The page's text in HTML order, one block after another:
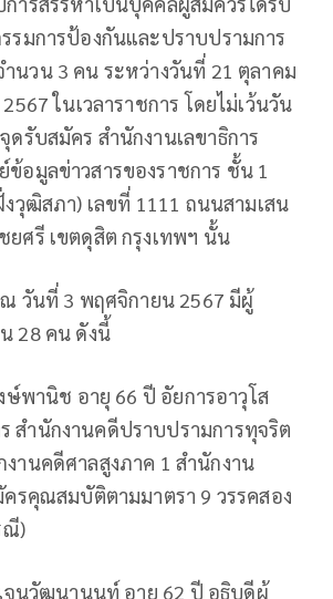
รมการป้องกันและปราบปรามการ
นวน 3 คน ระหว่างวันที่ 21 ตุลาคม
ในเวลาราชการ โดยไม่เว้นวัน
รับสมัคร สำนักงานเลขาธิการ
อมูลข่าวสารของราชการ ชั้น 1
วุฒิสภา) เลขที่ 1111 ถนนสามเสน
ยศรี เขตดุสิต กรุงเทพฯ นั้น
วันที่ 3 พฤศจิกายน 2567 มีผู้
28 คน ดังนี้
พานิช อายุ 66 ปี อัยการอาวุโส
สำนักงานคดีปราบปรามการทุจริต
านคดีศาลสูงภาค 1 สำนักงาน
ครคุณสมบัติตามมาตรา 9 วรรคสอง
ณี)
จนวัฒนานนท์ อายุ 62 ปี อธิบดีผู้